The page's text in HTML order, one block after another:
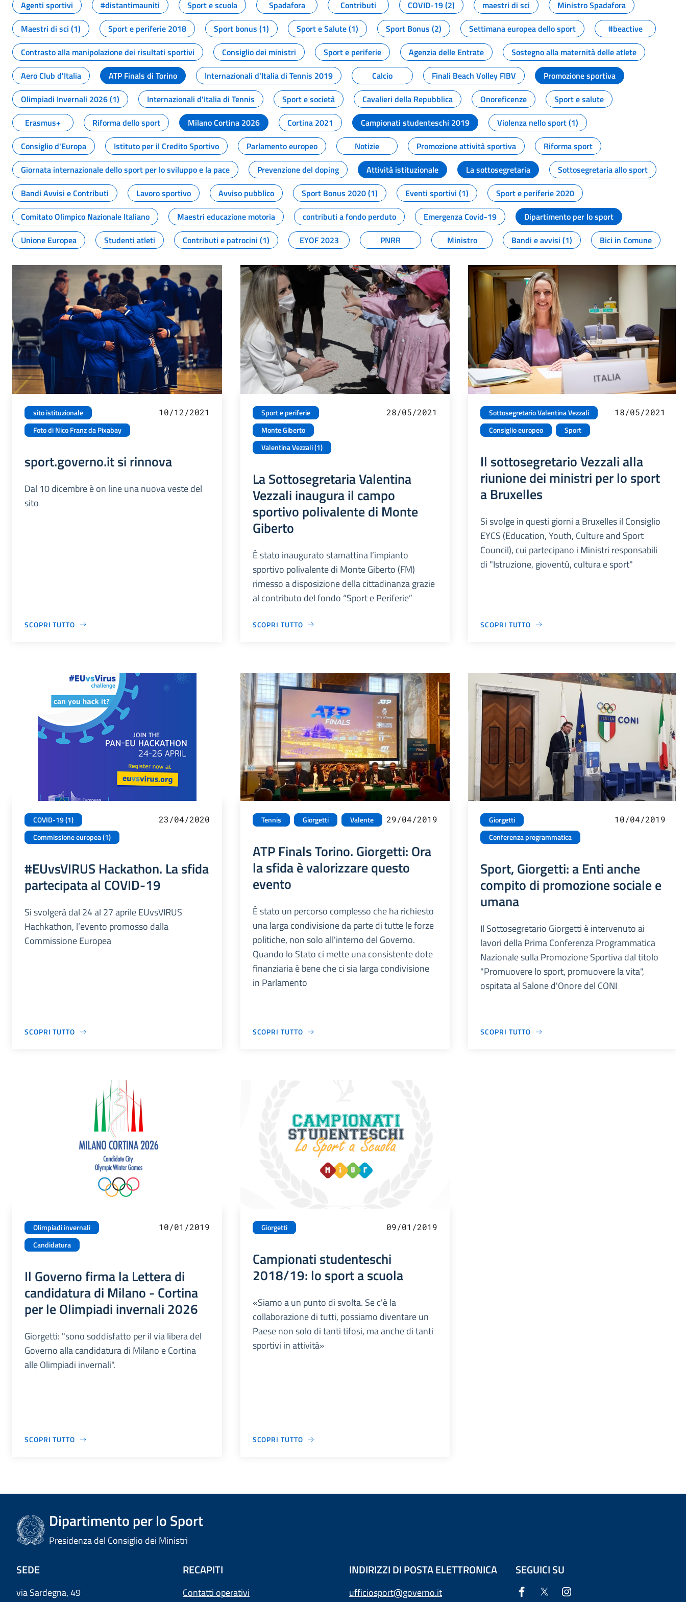
Agenti sportivi
#distantimauniti Sport e scuola Spadafora Contributi COVID-19 (2) maestri di sci
Ministro Spadafora
Maestri di sci (1)
Sport e periferie 2018 Sport bonus (1) Sport e Salute (1) Sport Bonus (2) Settimana europea dello sport
#beactive
Contrasto alla manipolazione dei risultati sportivi
Consiglio dei ministri Sport e periferie Agenzia delle Entrate
Sostegno alla maternità delle atlete
Aero Club d'Italia
ATP Finals di Torino Internazionali d'Italia di Tennis 2019 Calcio Finali Beach Volley FIBV
Promozione sportiva
Olimpiadi Invernali 2026 (1)
Internazionali d'Italia di Tennis Sport e società Cavalieri della Repubblica Onoreficenze
Sport e salute
Erasmus+
Riforma dello sport Milano Cortina 2026 Cortina 2021 Campionati studenteschi 2019
Violenza nello sport (1)
Consiglio d'Europa
Istituto per il Credito Sportivo Parlamento europeo Notizie Promozione attività sportiva
Riforma sport
Giornata internazionale dello sport per lo sviluppo e la pace
Prevenzione del doping Attività istituzionale La sottosegretaria
Sottosegretaria allo sport
Bandi Avvisi e Contributi
Lavoro sportivo Avviso pubblico Sport Bonus 2020 (1) Eventi sportivi (1)
Sport e periferie 2020
Comitato Olimpico Nazionale Italiano
Maestri educazione motoria contributi a fondo perduto Emergenza Covid-19
Dipartimento per lo sport
Unione Europea
Studenti atleti Contributi e patrocini (1) EYOF 2023 PNRR Ministro Bandi e avvisi (1) Bici in Comune
sito istituzionale
Foto di Nico Franz da Pixabay
10/12/2021
sport.governo.it si rinnova
Dal 10 dicembre è on line una nuova veste del
sito
SCOPRI TUTTO
Sport e periferie
Monte Giberto
Valentina Vezzali (1)
28/05/2021
La Sottosegretaria Valentina
Vezzali inaugura il campo
sportivo polivalente di Monte
Giberto
È stato inaugurato stamattina l’impianto
sportivo polivalente di Monte Giberto (FM)
rimesso a disposizione della cittadinanza grazie
al contributo del fondo “Sport e Periferie”
SCOPRI TUTTO
Sottosegretario Valentina Vezzali
Consiglio europeo
Sport
18/05/2021
Il sottosegretario Vezzali alla
riunione dei ministri per lo sport
a Bruxelles
Si svolge in questi giorni a Bruxelles il Consiglio
EYCS (Education, Youth, Culture and Sport
Council), cui partecipano i Ministri responsabili
di "Istruzione, gioventù, cultura e sport"
SCOPRI TUTTO
COVID-19 (1)
Commissione europea (1)
23/04/2020
#EUvsVIRUS Hackathon. La sfida
partecipata al COVID-19
Si svolgerà dal 24 al 27 aprile EUvsVIRUS
Hachkathon, l’evento promosso dalla
Commissione Europea
SCOPRI TUTTO
Tennis Giorgetti Valente 29/04/2019
ATP Finals Torino. Giorgetti: Ora
la sfida è valorizzare questo
evento
È stato un percorso complesso che ha richiesto
una larga condivisione da parte di tutte le forze
politiche, non solo all'interno del Governo.
Quando lo Stato ci mette una consistente dote
finanziaria è bene che ci sia larga condivisione
in Parlamento
SCOPRI TUTTO
Giorgetti
Conferenza programmatica
10/04/2019
Sport, Giorgetti: a Enti anche
compito di promozione sociale e
umana
Il Sottosegretario Giorgetti è intervenuto ai
lavori della Prima Conferenza Programmatica
Nazionale sulla Promozione Sportiva dal titolo
"Promuovere lo sport, promuovere la vita",
ospitata al Salone d'Onore del CONI
SCOPRI TUTTO
Olimpiadi invernali
Candidatura
10/01/2019
Il Governo firma la Lettera di
candidatura di Milano - Cortina
per le Olimpiadi invernali 2026
Giorgetti: "sono soddisfatto per il via libera del
Governo alla candidatura di Milano e Cortina
alle Olimpiadi invernali".
SCOPRI TUTTO
Giorgetti 09/01/2019
Campionati studenteschi
2018/19: lo sport a scuola
«Siamo a un punto di svolta. Se c'è la
collaborazione di tutti, possiamo diventare un
Paese non solo di tanti tifosi, ma anche di tanti
sportivi in attività»
SCOPRI TUTTO
Dipartimento per lo Sport
Presidenza del Consiglio dei Ministri
SEDE
via Sardegna, 49
RECAPITI
Contatti operativi
INDIRIZZI DI POSTA ELETTRONICA
ufficiosport@governo.it
SEGUICI SU